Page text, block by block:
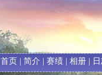
首页 简介 赛绩| 相册|